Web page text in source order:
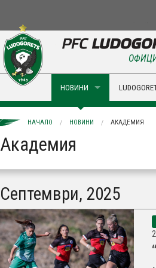
НОВИНИ
НАЧАЛО НОВИНИ АКАДЕМИЯ
Академия
Септември, 2025